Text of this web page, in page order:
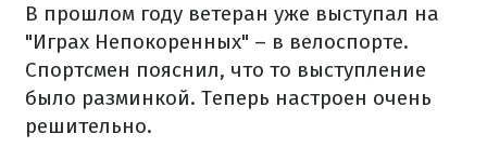
В прошлом году ветеран уже выступал на
"Играх Непокоренных" – в велоспорте.
Спортсмен пояснил, что то выступление
было разминкой. Теперь настроен очень
решительно.